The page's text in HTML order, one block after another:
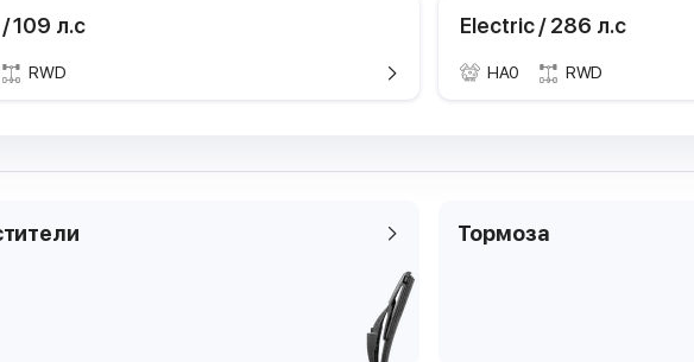
109 л.с
RWD
Технические характеристики
Годы выпуска
Мощность
Рабочий объем
двигателя
Electric / 286 л.с
HA0 RWD
Технические характеристики
2020.09 -
Тормоза